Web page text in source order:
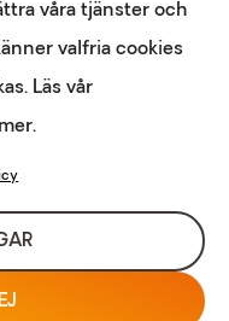
våra tjänster och
valfria cookies
Läs vår